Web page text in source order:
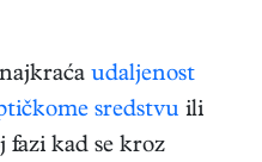
udaljenost
sredstvu ili
kad se kroz